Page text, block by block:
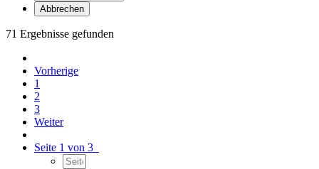
Abbrechen
71 Ergebnisse gefunden
Vorherige
1
2
3
Weiter
Seite 1 von 3